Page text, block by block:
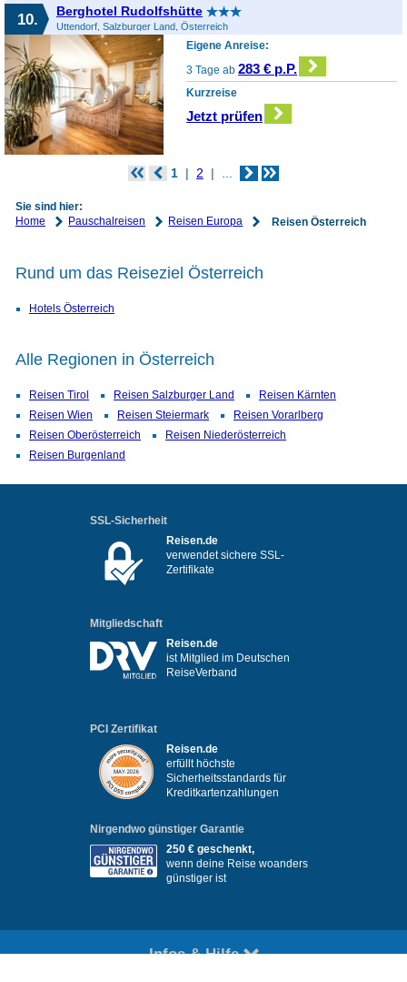
10. Berghotel Rudolfshütte
Uttendorf, Salzburger Land, Österreich
Eigene Anreise:
3 Tage ab283 € p.P.
Kurzreise
Jetzt prüfen
1 2
Sie sind hier:
Home
Pauschalreisen Reisen Europa Reisen Österreich
Rund um das Reiseziel Österreich
Hotels Österreich
Alle Regionen in Österreich
Reisen Tirol Reisen Salzburger Land
Reisen Kärnten
Reisen Wien
Reisen Steiermark
Reisen Vorarlberg
Reisen Oberösterreich
Reisen Niederösterreich
Reisen Burgenland
SSL-Sicherheit
Reisen.de
verwendet sichere SSL-
Zertifikate
Mitgliedschaft
Reisen.de
ist Mitglied im Deutschen
ReiseVerband
PCI Zertifikat
Reisen.de
erfüllt höchste
Sicherheitsstandards für
Kreditkartenzahlungen
Nirgendwo günstiger Garantie
250 € geschenkt,
wenn deine Reise woanders
günstiger ist
Infos & Hilfe